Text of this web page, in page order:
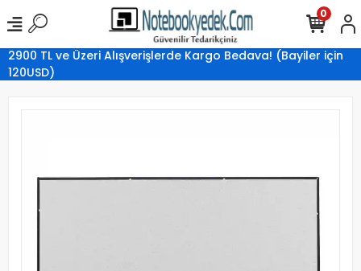
2900 TL ve Üzeri Alışverişlerde Kargo Bedava! (Bayiler için
120USD)
0